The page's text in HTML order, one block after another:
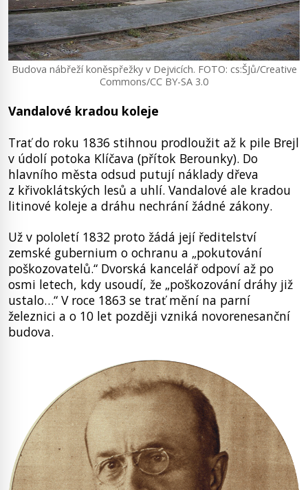
Budova nábřeží koněspřežky v Dejvicích. FOTO: cs:ŠJů/Creative
Commons/CC BY-SA 3.0
Vandalové kradou koleje
Trať do roku 1836 stihnou prodloužit až k pile Brejl
v údolí potoka Klíčava (přítok Berounky). Do
hlavního města odsud putují náklady dřeva
z křivoklátských lesů a uhlí. Vandalové ale kradou
litinové koleje a dráhu nechrání žádné zákony.
Už v pololetí 1832 proto žádá její ředitelství
zemské gubernium o ochranu a „pokutování
poškozovatelů.“ Dvorská kancelář odpoví až po
osmi letech, kdy usoudí, že „poškozování dráhy již
ustalo…“ V roce 1863 se trať mění na parní
železnici a o 10 let později vzniká novorenesanční
budova.